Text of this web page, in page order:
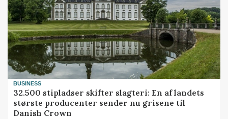
BUSINESS
32.500 stipladser skifter slagteri: En af landets
største producenter sender nu grisene til
Danish Crown